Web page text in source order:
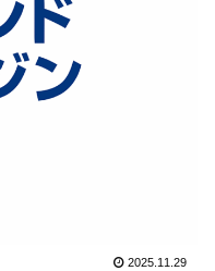
2025.11.29